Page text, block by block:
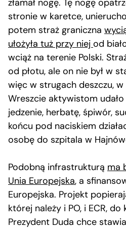
złamał nogę. Tę nogę
stronie w karetce,
potem straż graniczna
ułożyła tuż przy niej od
wciąż na terenie Polski.
od płotu, ale on nie był w
więc w strugach deszczu,
Wreszcie aktywistom
jedzenie, herbatę, śpiwór,
końcu pod naciskiem
osobę do szpitala w
Podobną infrastrukturą ma
Unia Europejska, a
Europejska. Projekt
której należy i PO, i ECR, do
Prezydent Duda chce